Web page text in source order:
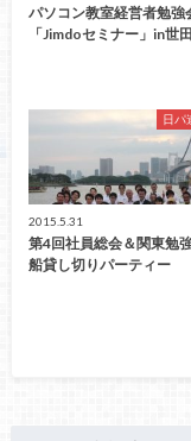
パソコン教室経営者勉強
「Jimdoセミナー」in世
日パ
2015.5.31
第4回社員総会＆関東勉
船貸し切りパーティー